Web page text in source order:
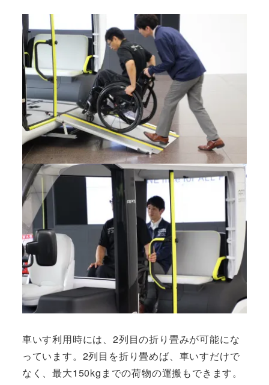
車いす利用時には、2列目の折り畳みが可能にな
っています。2列目を折り畳めば、車いすだけで
なく、最大150kgまでの荷物の運搬もできます。